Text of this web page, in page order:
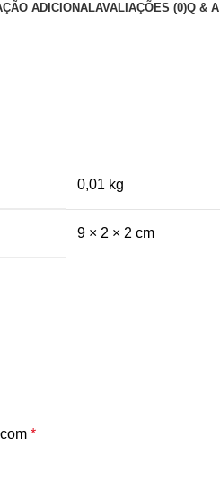
ADICIONALAVALIAÇÕES (0)Q & A
0,01 kg
9 × 2 × 2 cm
*